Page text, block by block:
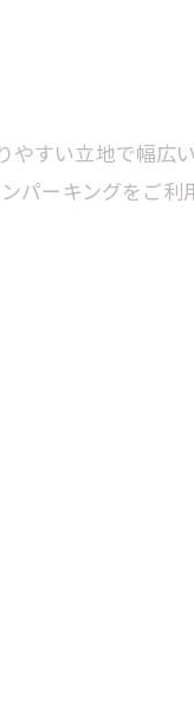
やすい立地で幅広
パーキングをご利